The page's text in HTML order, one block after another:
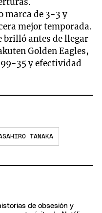
marca de 3-3 y
mejor temporada.
brilló antes de llegar
Golden Eagles,
35 y efectividad
TANAKA
de obsesión y